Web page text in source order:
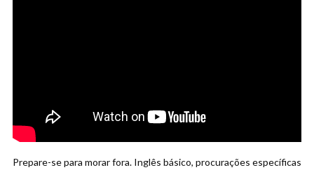
Prepare-se para morar fora. Inglês básico, procurações específicas